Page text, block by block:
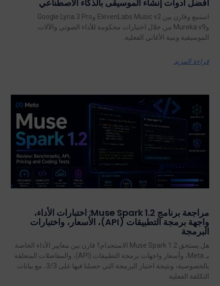
أفضل أدوات إنشاء الموسيقى بالذكاء الاصطناعي
استمع وقارن بين ElevenLabs Music v2 وGoogle Lyria 3 Pro
وMureka v9 من خلال اختبارات محكومة للأداء الصوتي والآلات
الموسيقية وبنية الأغاني الفعلية.
قراءة المزيد
مراجعة برنامج Muse Spark 1.2: اختبارات الأداء،
واجهة برمجة التطبيقات (API)، الأسعار، واختبارات
البرمجة
هل يستحق Muse Spark 1.2 الاستخدام؟ قارن بين معايير الأداء الخاصة
بـ Meta، وأسعار واجهات برمجة التطبيقات (API)، والمفاضلات المتعلقة
بالخصوصية، ونتيجة اختبار البرمجة التي حصلنا فيها على 3/3، مع بيانات
التكلفة الفعلية.